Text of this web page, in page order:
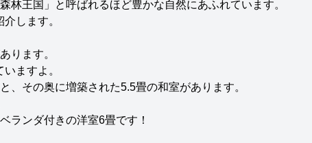
林王国」と呼ばれるほど豊かな自然にあふれています。
します。
ります。
ますよ。
、その奥に増築された5.5畳の和室があります。
ランダ付きの洋室6畳です！